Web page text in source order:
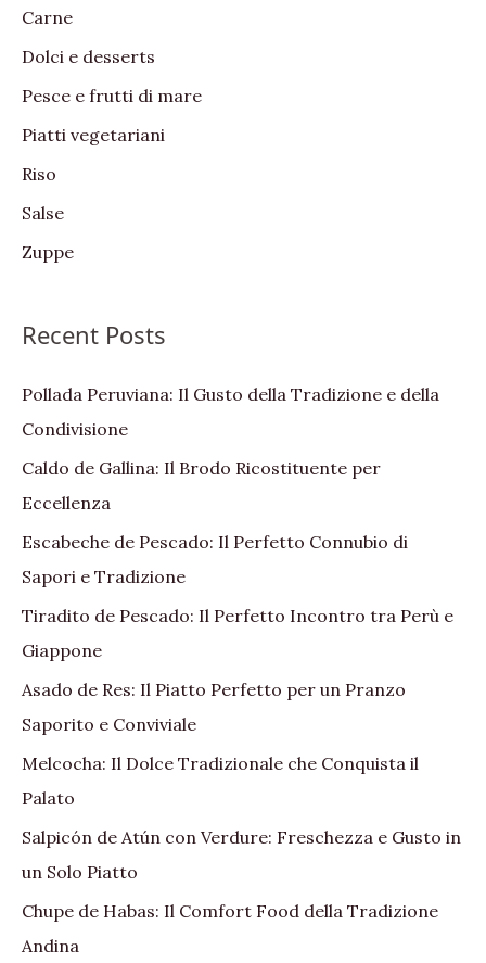
o
r
:
Carne
Dolci e desserts
Pesce e frutti di mare
Piatti vegetariani
Riso
Salse
Zuppe
Recent Posts
Pollada Peruviana: Il Gusto della Tradizione e della
Condivisione
Caldo de Gallina: Il Brodo Ricostituente per
Eccellenza
Escabeche de Pescado: Il Perfetto Connubio di
Sapori e Tradizione
Tiradito de Pescado: Il Perfetto Incontro tra Perù e
Giappone
Asado de Res: Il Piatto Perfetto per un Pranzo
Saporito e Conviviale
Melcocha: Il Dolce Tradizionale che Conquista il
Palato
Salpicón de Atún con Verdure: Freschezza e Gusto in
un Solo Piatto
Chupe de Habas: Il Comfort Food della Tradizione
Andina